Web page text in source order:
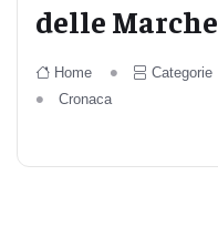
delle Marche
Home Categorie
Cronaca